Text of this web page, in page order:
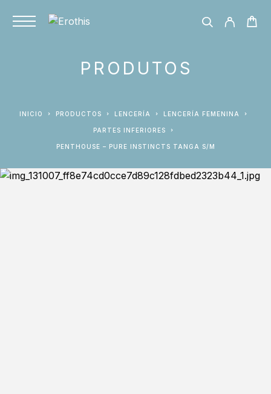
PRODUTOS
INICIO PRODUCTOS LENCERÍA LENCERÍA FEMENINA
PARTES INFERIORES
PENTHOUSE – PURE INSTINCTS TANGA S/M